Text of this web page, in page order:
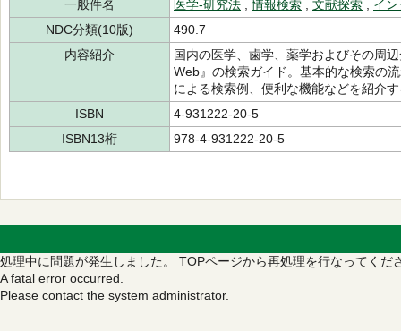
一般件名
医学-研究法 ,情報検索 文献探索
イ
NDC分類(10版)
490.7
内容紹介
国内の医学、歯学、薬学およびその周
Web』の検索ガイド。基本的な検索の
による検索例、便利な機能などを紹介
ISBN
4-931222-20-5
ISBN13桁
978-4-931222-20-5
処理中に問題が発生しました。 TOPページから再処理を行なってくだ
A fatal error occurred.
Please contact the system administrator.